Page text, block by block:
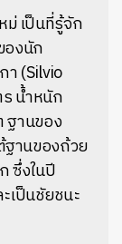
ม่ เป็นที่รู้จัก
องนัก
า (Silvio
ร น้ำหนัก
ฐานของ
านของถ้วย
ซึ่งในปี
เป็นชัยชนะ